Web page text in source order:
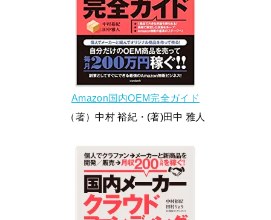
Amazon国内OEM完全ガイド
（著）中村 裕紀・(著)田中 雅人